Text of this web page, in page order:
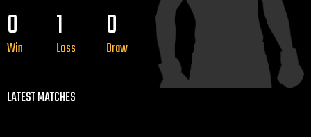
0
Win
1
Loss
0
Draw
LATEST MATCHES